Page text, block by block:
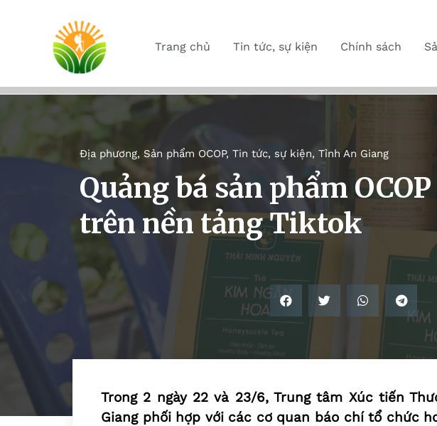
Trang chủ Tin tức, sự kiện Chính sách
Địa phương, Sản phẩm OCOP, Tin tức, sự kiện, Tỉnh An Giang
Quảng bá sản phẩm
trên nền tảng Tiktok
Trong 2 ngày 22 và 23/6, Trung tâm Xúc tiến
Giang phối hợp với các cơ quan báo chí tổ chức